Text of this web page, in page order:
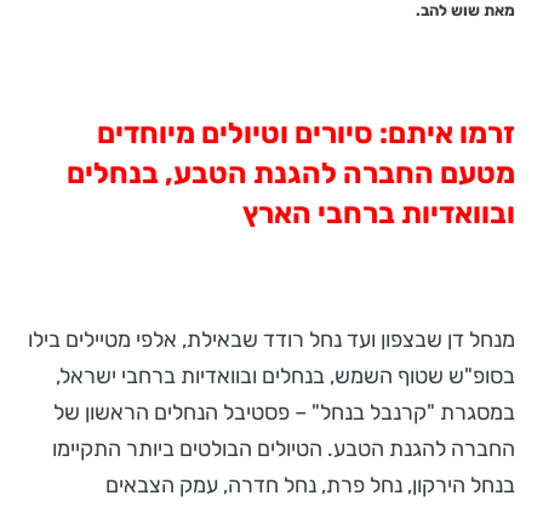
מאת שוש להב.
זרמו איתם: סיורים וטיולים מיוחדים
מטעם החברה להגנת הטבע, בנחלים
ובוואדיות ברחבי הארץ
מנחל דן שבצפון ועד נחל רודד שבאילת, אלפי מטיילים בילו
בסופ"ש שטוף השמש, בנחלים ובוואדיות ברחבי ישראל,
במסגרת "קרנבל בנחל" – פסטיבל הנחלים הראשון של
החברה להגנת הטבע. הטיולים הבולטים ביותר התקיימו
בנחל הירקון, נחל פרת, נחל חדרה, עמק הצבאים